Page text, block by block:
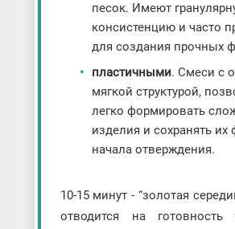
песок. Имеют
консистенцию и часто
для создания прочных
пластичными. Смеси с
мягкой структурой,
легко формировать
изделия и сохранять их
начала отверждения.
10-15 минут - “золотая
отводится на